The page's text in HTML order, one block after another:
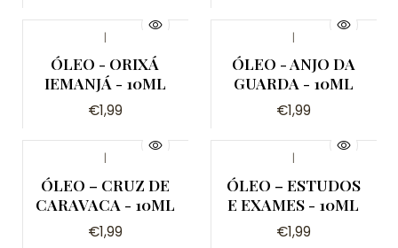
|
ÓLEO - ORIXÁ
IEMANJÁ - 10ML
€1,99
|
ÓLEO - ANJO DA
GUARDA - 10ML
€1,99
|
ÓLEO – CRUZ DE
CARAVACA - 10ML
€1,99
|
ÓLEO – ESTUDOS
E EXAMES - 10ML
€1,99